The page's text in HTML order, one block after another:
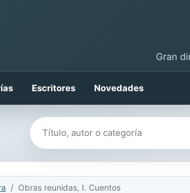
Gran
Escritores Novedades
Buscar libros
Obras reunidas, I. Cuentos